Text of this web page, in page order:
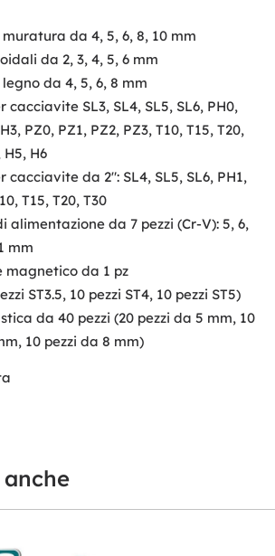
da 4, 5, 6, 8, 10 mm
da 2, 3, 4, 5, 6 mm
da 4, 5, 6, 8 mm
cacciavite SL3, SL4, SL5, SL6, PH0,
PZ0, PZ1, PZ2, PZ3, T10, T15, T20,
H5, H6
cacciavite da 2": SL4, SL5, SL6, PH1,
T15, T20, T30
alimentazione da 7 pezzi (Cr-V): 5, 6,
mm
magnetico da 1 pz
ST3.5, 10 pezzi ST4, 10 pezzi ST5)
da 40 pezzi (20 pezzi da 5 mm, 10
10 pezzi da 8 mm)